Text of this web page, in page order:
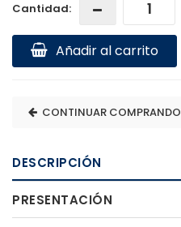
Cantidad:
Añadir al carrito
CONTINUAR COMPRANDO
DESCRIPCIÓN
PRESENTACIÓN